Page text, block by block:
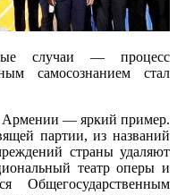
случаи — процесс
самосознанием стал
Армении — яркий пример.
партии, из названий
страны удаляют
театр оперы и
Общегосударственным